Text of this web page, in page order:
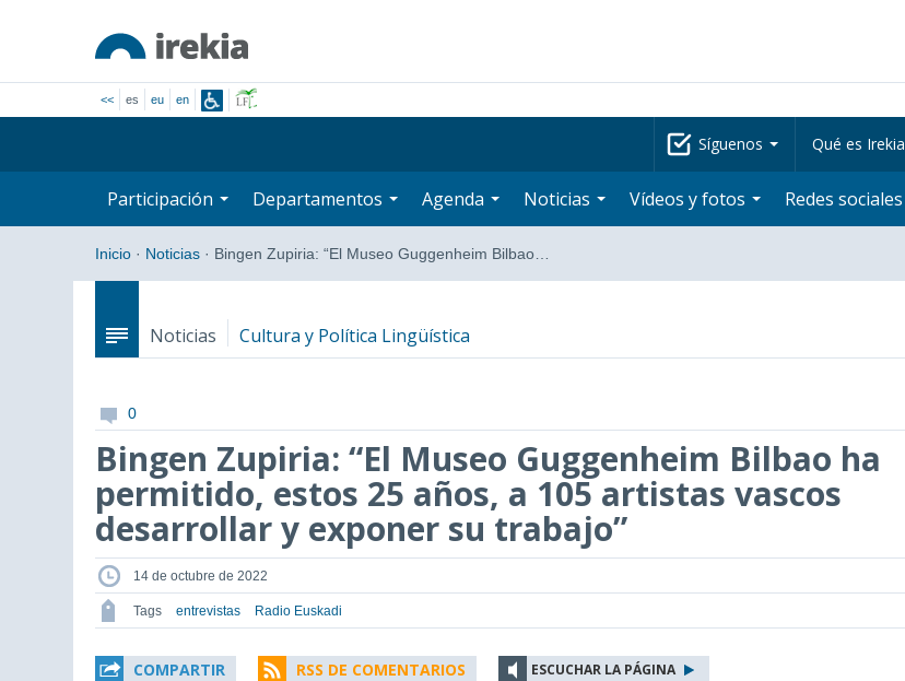
<< es eu en
Síguenos Qué es Irekia
Participación Departamentos Agenda Noticias Vídeos y fotos Redes sociales
Inicio · Noticias · Bingen Zupiria: “El Museo Guggenheim Bilbao…
Noticias Cultura y Política Lingüística
0
Bingen Zupiria: “El Museo Guggenheim Bilbao ha
permitido, estos 25 años, a 105 artistas vascos
desarrollar y exponer su trabajo”
14 de octubre de 2022
Tags entrevistas Radio Euskadi
COMPARTIR RSS DE COMENTARIOS ESCUCHAR LA PÁGINA